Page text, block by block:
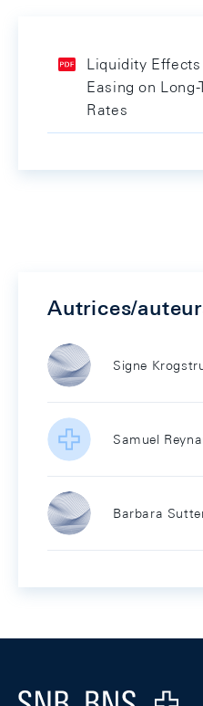
Liquidity
Easing on
Rates
Autrices/
Signe
Samuel
Barbara
Logo